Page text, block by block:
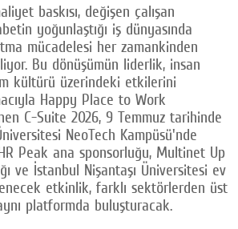
baskısı, değişen çalışan
yoğunlaştığı iş dünyasında
mücadelesi her zamankinden
Bu dönüşümün liderlik, insan
kültürü üzerindeki etkilerini
Happy Place to Work
C-Suite 2026, 9 Temmuz tarihinde
NeoTech Kampüsü'nde
Peak ana sponsorluğu, Multinet Up
ve İstanbul Nişantaşı Üniversitesi ev
etkinlik, farklı sektörlerden üst
platformda buluşturacak.